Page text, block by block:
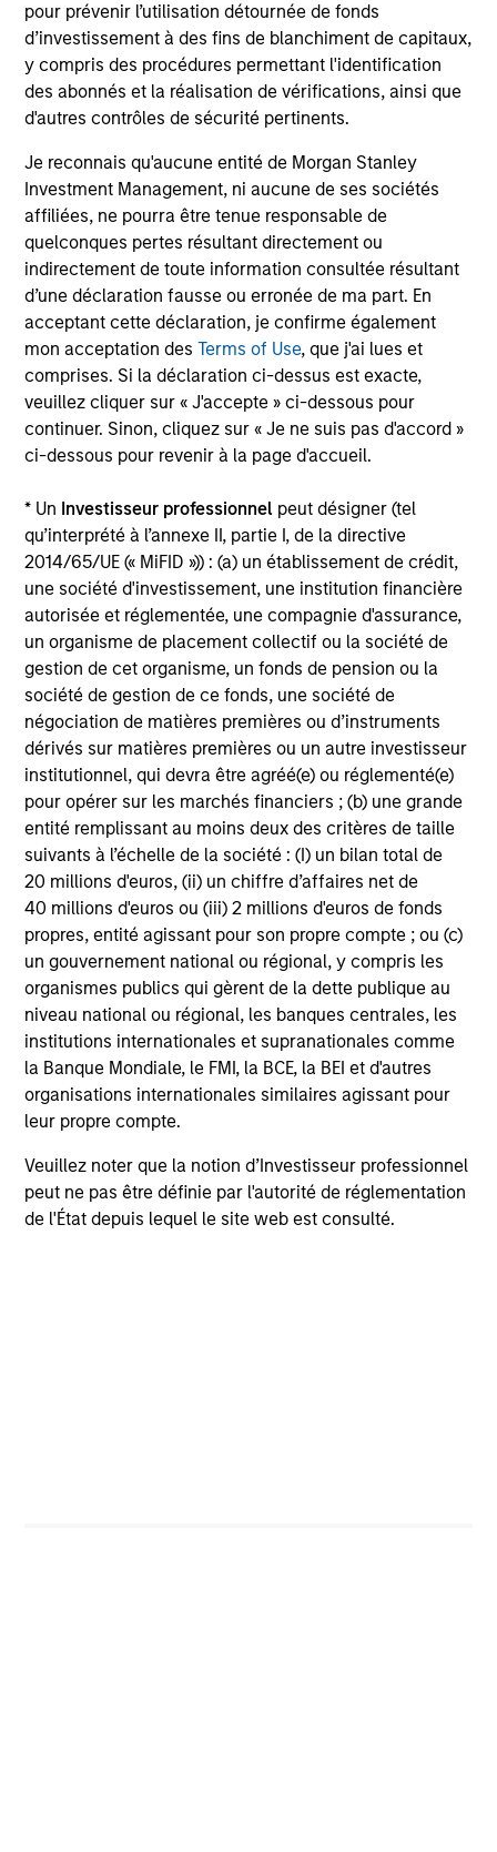
pour prévenir l’utilisation détournée de fonds
d’investissement à des fins de blanchiment de capitaux,
y compris des procédures permettant l'identification
des abonnés et la réalisation de vérifications, ainsi que
d'autres contrôles de sécurité pertinents.
Je reconnais qu'aucune entité de Morgan Stanley
Investment Management, ni aucune de ses sociétés
affiliées, ne pourra être tenue responsable de
quelconques pertes résultant directement ou
indirectement de toute information consultée résultant
d’une déclaration fausse ou erronée de ma part. En
acceptant cette déclaration, je confirme également
mon acceptation desTerms of Use, que j'ai lues et
comprises. Si la déclaration ci-dessus est exacte,
veuillez cliquer sur « J'accepte » ci-dessous pour
continuer. Sinon, cliquez sur « Je ne suis pas d'accord »
ci-dessous pour revenir à la page d'accueil.
* Un Investisseur professionnel peut désigner (tel
qu’interprété à l’annexe II, partie I, de la directive
2014/65/UE (« MiFID »)) : (a) un établissement de crédit,
une société d'investissement, une institution financière
autorisée et réglementée, une compagnie d'assurance,
un organisme de placement collectif ou la société de
gestion de cet organisme, un fonds de pension ou la
société de gestion de ce fonds, une société de
négociation de matières premières ou d’instruments
dérivés sur matières premières ou un autre investisseur
institutionnel, qui devra être agréé(e) ou réglementé(e)
pour opérer sur les marchés financiers ; (b) une grande
entité remplissant au moins deux des critères de taille
suivants à l’échelle de la société : (I) un bilan total de
20 millions d'euros, (ii) un chiffre d’affaires net de
40 millions d'euros ou (iii) 2 millions d'euros de fonds
propres, entité agissant pour son propre compte ; ou (c)
un gouvernement national ou régional, y compris les
organismes publics qui gèrent de la dette publique au
niveau national ou régional, les banques centrales, les
institutions internationales et supranationales comme
la Banque Mondiale, le FMI, la BCE, la BEI et d'autres
organisations internationales similaires agissant pour
leur propre compte.
Veuillez noter que la notion d’Investisseur professionnel
peut ne pas être définie par l'autorité de réglementation
de l'État depuis lequel le site web est consulté.
Les performances passées ne sont pas un
indicateur fiable des résultats futurs. Les
rendements peuvent augmenter ou diminuer en
raison des fluctuations de change. Tous les
calculs des données de performance sont basés
sur une comparaison de la VL, sont exprimés nets
de frais et ne prennent pas en compte les
commissions et coûts relatifs à l’émission et au
rachat de parts. La source de toutes les données
relatives aux performances et aux indices est
Morgan Stanley Investment Management.Merci
decliquer icipour obtenir des informations
complémentaires sur les performances et autres
éléments importants, qui doivent être lus
attentivement.
engagés lors du fonctionnement du fonds et sont déduits
des actifs du fonds pour la période. Ils incluent les
commissions et frais de gestion, dépôt et
d’administration.
Performances calendaires
Profil de risque et de
rendement
Loading
Composition 4